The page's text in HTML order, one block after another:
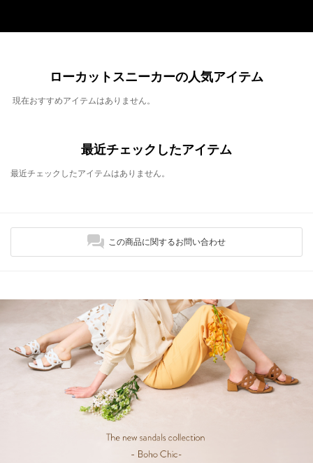
ローカットスニーカーの人気アイテム
現在おすすめアイテムはありません。
最近チェックしたアイテム
最近チェックしたアイテムはありません。
この商品に関するお問い合わせ